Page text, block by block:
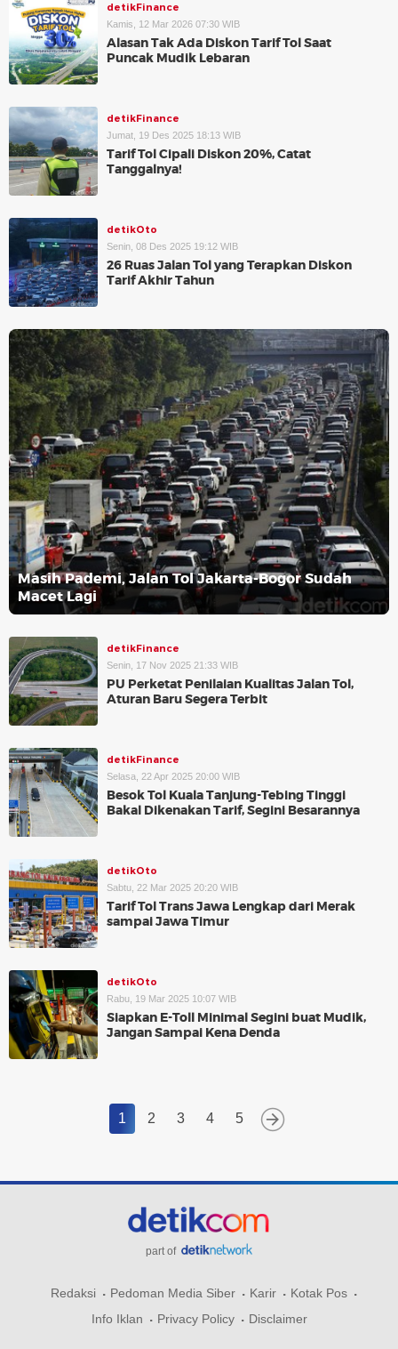
detikFinance
Kamis, 12 Mar 2026 07:30 WIB
Alasan Tak Ada Diskon Tarif Tol Saat
Puncak Mudik Lebaran
detikFinance
Jumat, 19 Des 2025 18:13 WIB
Tarif Tol Cipali Diskon 20%, Catat
Tanggalnya!
detikOto
Senin, 08 Des 2025 19:12 WIB
26 Ruas Jalan Tol yang Terapkan Diskon
Tarif Akhir Tahun
Masih Pademi, Jalan Tol Jakarta-Bogor Sudah
Macet Lagi
detikFinance
Senin, 17 Nov 2025 21:33 WIB
PU Perketat Penilaian Kualitas Jalan Tol,
Aturan Baru Segera Terbit
detikFinance
Selasa, 22 Apr 2025 20:00 WIB
Besok Tol Kuala Tanjung-Tebing Tinggi
Bakal Dikenakan Tarif, Segini Besarannya
detikOto
Sabtu, 22 Mar 2025 20:20 WIB
Tarif Tol Trans Jawa Lengkap dari Merak
sampai Jawa Timur
detikOto
Rabu, 19 Mar 2025 10:07 WIB
Siapkan E-Toll Minimal Segini buat Mudik,
Jangan Sampai Kena Denda
1 2 3 4 5
part of
Redaksi Pedoman Media Siber Karir
Kotak Pos
Info Iklan
Privacy Policy Disclaimer